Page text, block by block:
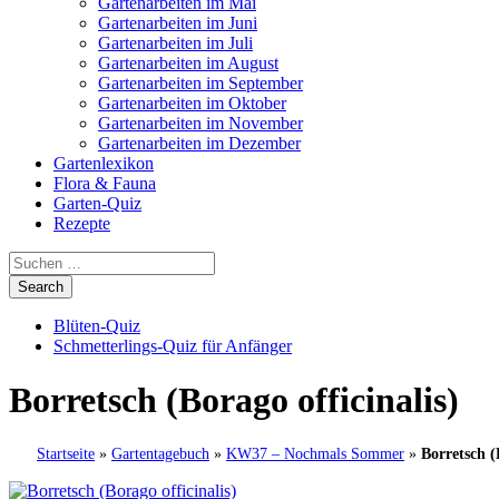
Gartenarbeiten im Juni
Gartenarbeiten im Juli
Gartenarbeiten im August
Gartenarbeiten im September
Gartenarbeiten im Oktober
Gartenarbeiten im November
Gartenarbeiten im Dezember
Gartenlexikon
Flora & Fauna
Garten-Quiz
Rezepte
Blüten-Quiz
Schmetterlings-Quiz für Anfänger
Borretsch (Borago officinalis)
Startseite » Gartentagebuch » KW37 – Nochmals Sommer » Borretsch